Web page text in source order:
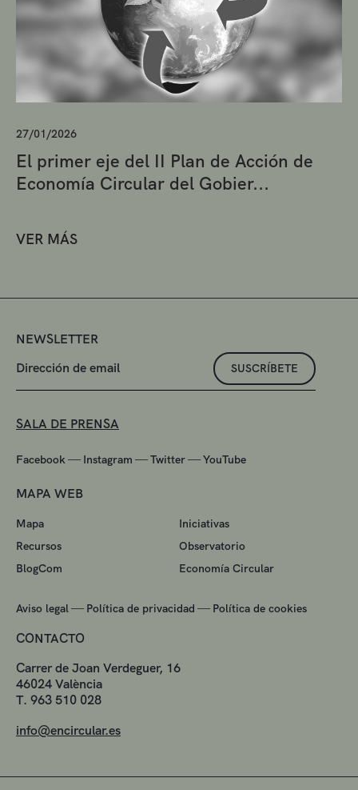
27/01/2026
El primer eje del II Plan de Acción de
Economía Circular del Gobier...
VER MÁS
NEWSLETTER
SUSCRÍBETE
SALA DE PRENSA
Facebook — Instagram —Twitter—YouTube
MAPA WEB
Mapa
Iniciativas
Recursos
Observatorio
BlogCom
Economía Circular
Aviso legal — Política de privacidad — Política de cookies
CONTACTO
Carrer de Joan Verdeguer, 16
46024 València
T. 963 510 028
info@encircular.es